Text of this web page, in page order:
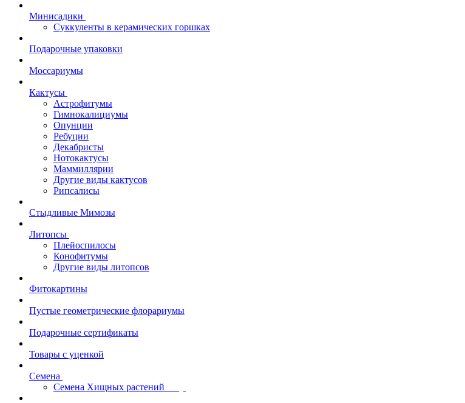
Минисадики
Суккуленты в керамических горшках
Подарочные упаковки
Моссариумы
Кактусы
Астрофитумы
Гимнокалициумы
Опунции
Ребуции
Декабристы
Нотокактусы
Маммиллярии
Другие виды кактусов
Рипсалисы
Стыдливые Мимозы
Литопсы
Плейоспилосы
Конофитумы
Другие виды литопсов
Фитокартины
Пустые геометрические флорариумы
Подарочные сертификаты
Товары с уценкой
Семена
Семена Хищных растений